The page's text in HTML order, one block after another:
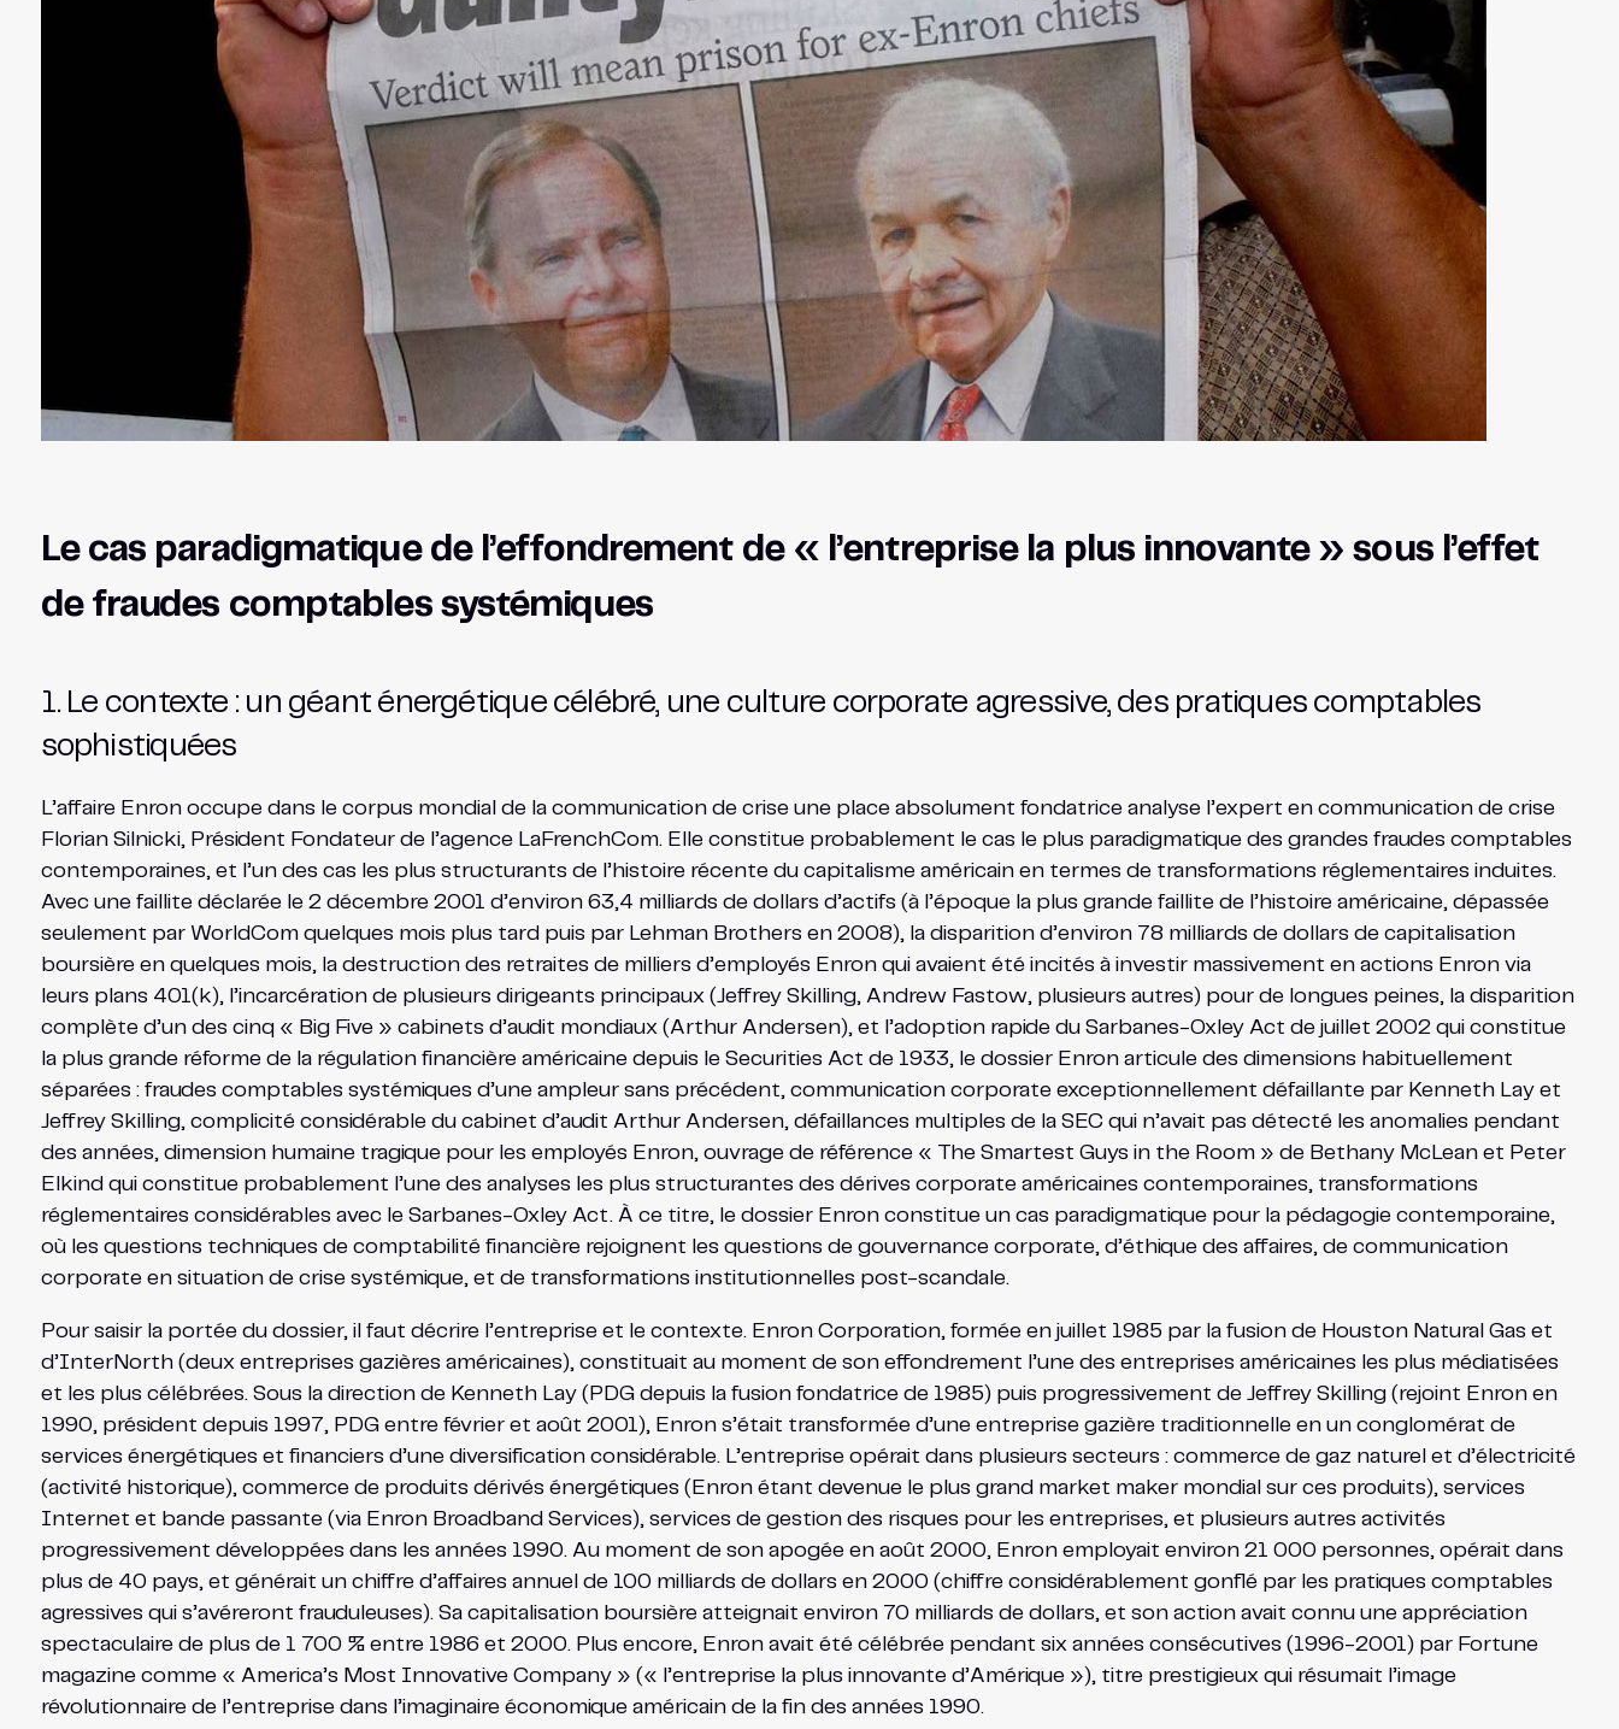
Le cas paradigmatique de l’effondrement de « l’entreprise la plus innovante » sous l’effet
de fraudes comptables systémiques
1. Le contexte : un géant énergétique célébré, une culture corporate agressive, des pratiques comptables
sophistiquées
L’affaire Enron occupe dans le corpus mondial de la communication de crise une place absolument fondatrice analyse l’expert en communication de crise
Florian Silnicki, Président Fondateur de l’agence LaFrenchCom. Elle constitue probablement le cas le plus paradigmatique des grandes fraudes comptables
contemporaines, et l’un des cas les plus structurants de l’histoire récente du capitalisme américain en termes de transformations réglementaires induites.
Avec une faillite déclarée le 2 décembre 2001 d’environ 63,4 milliards de dollars d’actifs (à l’époque la plus grande faillite de l’histoire américaine, dépassée
seulement par WorldCom quelques mois plus tard puis par Lehman Brothers en 2008), la disparition d’environ 78 milliards de dollars de capitalisation
boursière en quelques mois, la destruction des retraites de milliers d’employés Enron qui avaient été incités à investir massivement en actions Enron via
leurs plans 401(k), l’incarcération de plusieurs dirigeants principaux (Jeffrey Skilling, Andrew Fastow, plusieurs autres) pour de longues peines, la disparition
complète d’un des cinq « Big Five » cabinets d’audit mondiaux (Arthur Andersen), et l’adoption rapide du Sarbanes-Oxley Act de juillet 2002 qui constitue
la plus grande réforme de la régulation financière américaine depuis le Securities Act de 1933, le dossier Enron articule des dimensions habituellement
séparées : fraudes comptables systémiques d’une ampleur sans précédent, communication corporate exceptionnellement défaillante par Kenneth Lay et
Jeffrey Skilling, complicité considérable du cabinet d’audit Arthur Andersen, défaillances multiples de la SEC qui n’avait pas détecté les anomalies pendant
des années, dimension humaine tragique pour les employés Enron, ouvrage de référence « The Smartest Guys in the Room » de Bethany McLean et Peter
Elkind qui constitue probablement l’une des analyses les plus structurantes des dérives corporate américaines contemporaines, transformations
réglementaires considérables avec le Sarbanes-Oxley Act. À ce titre, le dossier Enron constitue un cas paradigmatique pour la pédagogie contemporaine,
où les questions techniques de comptabilité financière rejoignent les questions de gouvernance corporate, d’éthique des affaires, de communication
corporate en situation de crise systémique, et de transformations institutionnelles post-scandale.
Pour saisir la portée du dossier, il faut décrire l’entreprise et le contexte. Enron Corporation, formée en juillet 1985 par la fusion de Houston Natural Gas et
d’InterNorth (deux entreprises gazières américaines), constituait au moment de son effondrement l’une des entreprises américaines les plus médiatisées
et les plus célébrées. Sous la direction de Kenneth Lay (PDG depuis la fusion fondatrice de 1985) puis progressivement de Jeffrey Skilling (rejoint Enron en
1990, président depuis 1997, PDG entre février et août 2001), Enron s’était transformée d’une entreprise gazière traditionnelle en un conglomérat de
services énergétiques et financiers d’une diversification considérable. L’entreprise opérait dans plusieurs secteurs : commerce de gaz naturel et d’électricité
(activité historique), commerce de produits dérivés énergétiques (Enron étant devenue le plus grand market maker mondial sur ces produits), services
Internet et bande passante (via Enron Broadband Services), services de gestion des risques pour les entreprises, et plusieurs autres activités
progressivement développées dans les années 1990. Au moment de son apogée en août 2000, Enron employait environ 21 000 personnes, opérait dans
plus de 40 pays, et générait un chiffre d’affaires annuel de 100 milliards de dollars en 2000 (chiffre considérablement gonflé par les pratiques comptables
agressives qui s’avéreront frauduleuses). Sa capitalisation boursière atteignait environ 70 milliards de dollars, et son action avait connu une appréciation
spectaculaire de plus de 1 700 % entre 1986 et 2000. Plus encore, Enron avait été célébrée pendant six années consécutives (1996-2001) par Fortune
magazine comme « America’s Most Innovative Company » (« l’entreprise la plus innovante d’Amérique »), titre prestigieux qui résumait l’image
révolutionnaire de l’entreprise dans l’imaginaire économique américain de la fin des années 1990.